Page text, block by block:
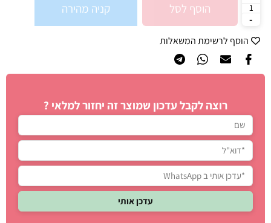
הוסף לסל קניה מהירה
הוסף לרשימת המשאלות
רוצה לקבל עדכון שמוצר זה יחזור למלאי ?